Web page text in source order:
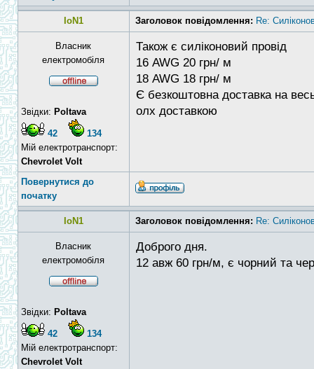
IoN1 Заголовок повідомлення: Re:
Власник
електромобіля
Звідки: Poltava
42
134
Мій електротранспорт:
Chevrolet Volt
Також є силіконовий провід
16 AWG 20 грн/ м
18 AWG 18 грн/ м
Є безкоштовна доставка на
олх доставкою
Повернутися до
початку
IoN1 Заголовок повідомлення: Re:
Власник
електромобіля
Звідки: Poltava
42
134
Мій електротранспорт:
Chevrolet Volt
Доброго дня.
12 авж 60 грн/м, є чорний та